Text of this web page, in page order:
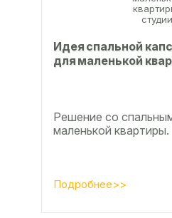
Идея спальной
для маленькой
Решение со
маленькой квартиры.
Подробнее>>